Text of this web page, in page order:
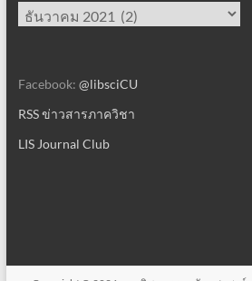
ข่าว
ย้อน
Facebook: @libsciCU
RSS ข่าวสารภาควิชา
LIS Journal Club